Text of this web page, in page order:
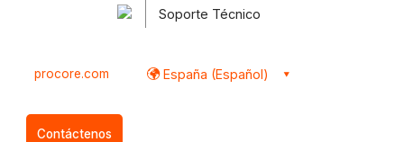
Soporte Técnico
procore.com España (Español)
Contáctenos